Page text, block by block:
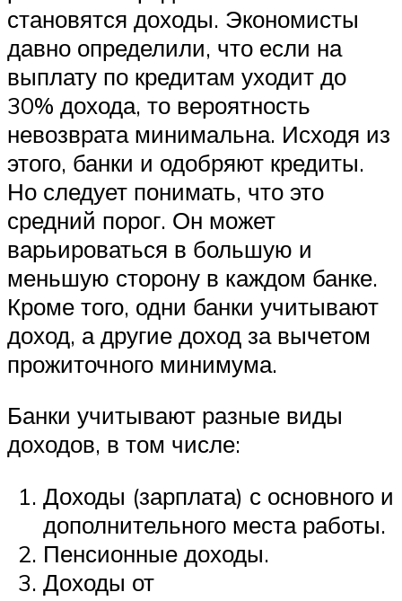
становятся доходы. Экономисты
давно определили, что если на
выплату по кредитам уходит до
30% дохода, то вероятность
невозврата минимальна. Исходя из
этого, банки и одобряют кредиты.
Но следует понимать, что это
средний порог. Он может
варьироваться в большую и
меньшую сторону в каждом банке.
Кроме того, одни банки учитывают
доход, а другие доход за вычетом
прожиточного минимума.
Банки учитывают разные виды
доходов, в том числе:
Доходы (зарплата) с основного и
дополнительного места работы.
Пенсионные доходы.
Доходы от